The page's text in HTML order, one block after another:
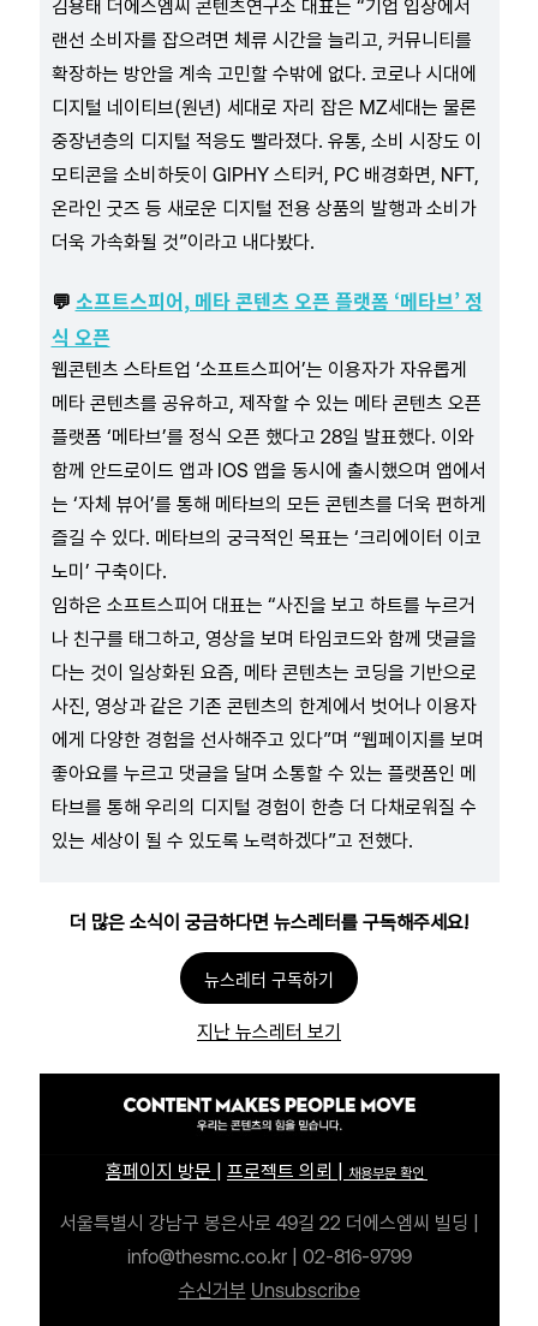
김용태 더에스엠씨 콘텐츠연구소 대표는 “기업 입장에서
랜선 소비자를 잡으려면 체류 시간을 늘리고, 커뮤니티를
확장하는 방안을 계속 고민할 수밖에 없다. 코로나 시대에
디지털 네이티브(원년) 세대로 자리 잡은 MZ세대는 물론
중장년층의 디지털 적응도 빨라졌다. 유통, 소비 시장도 이
모티콘을 소비하듯이 GIPHY 스티커, PC 배경화면, NFT,
온라인 굿즈 등 새로운 디지털 전용 상품의 발행과 소비가
더욱 가속화될 것”이라고 내다봤다.
💬 소프트스피어, 메타 콘텐츠 오픈 플랫폼 ‘메타브’ 정
식 오픈
웹콘텐츠 스타트업 ‘소프트스피어’는 이용자가 자유롭게
메타 콘텐츠를 공유하고, 제작할 수 있는 메타 콘텐츠 오픈
플랫폼 ‘메타브’를 정식 오픈 했다고 28일 발표했다. 이와
함께 안드로이드 앱과 IOS 앱을 동시에 출시했으며 앱에서
는 ‘자체 뷰어’를 통해 메타브의 모든 콘텐츠를 더욱 편하게
즐길 수 있다. 메타브의 궁극적인 목표는 ‘크리에이터 이코
노미’ 구축이다.
임하은 소프트스피어 대표는 “사진을 보고 하트를 누르거
나 친구를 태그하고, 영상을 보며 타임코드와 함께 댓글을
다는 것이 일상화된 요즘, 메타 콘텐츠는 코딩을 기반으로
사진, 영상과 같은 기존 콘텐츠의 한계에서 벗어나 이용자
에게 다양한 경험을 선사해주고 있다”며 “웹페이지를 보며
좋아요를 누르고 댓글을 달며 소통할 수 있는 플랫폼인 메
타브를 통해 우리의 디지털 경험이 한층 더 다채로워질 수
있는 세상이 될 수 있도록 노력하겠다”고 전했다.
더 많은 소식이 궁금하다면 뉴스레터를 구독해주세요!
뉴스레터 구독하기
지난 뉴스레터 보기
홈페이지 방문 프로젝트 의뢰 채용부문 확인
서울특별시 강남구 봉은사로 49길 22 더에스엠씨 빌딩
info@thesmc.co.kr | 02-816-9799
수신거부 Unsubscribe